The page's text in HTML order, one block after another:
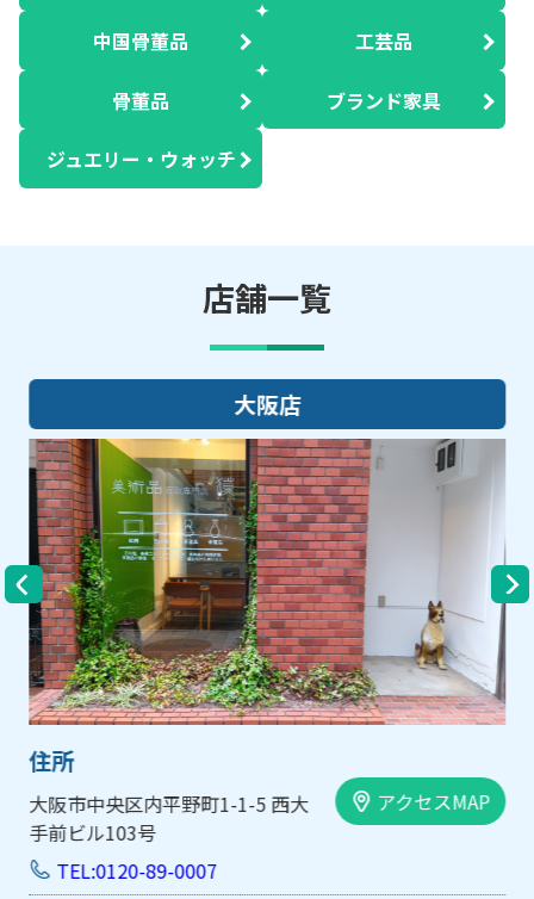
中国骨董品 工芸品
骨董品 ブランド家具
ジュエリー・ウォッチ
店舗一覧
大阪店
住所
大阪市中央区内平野町1-1-5 西大
手前ビル103号
アクセスMAP
TEL:0120-89-0007